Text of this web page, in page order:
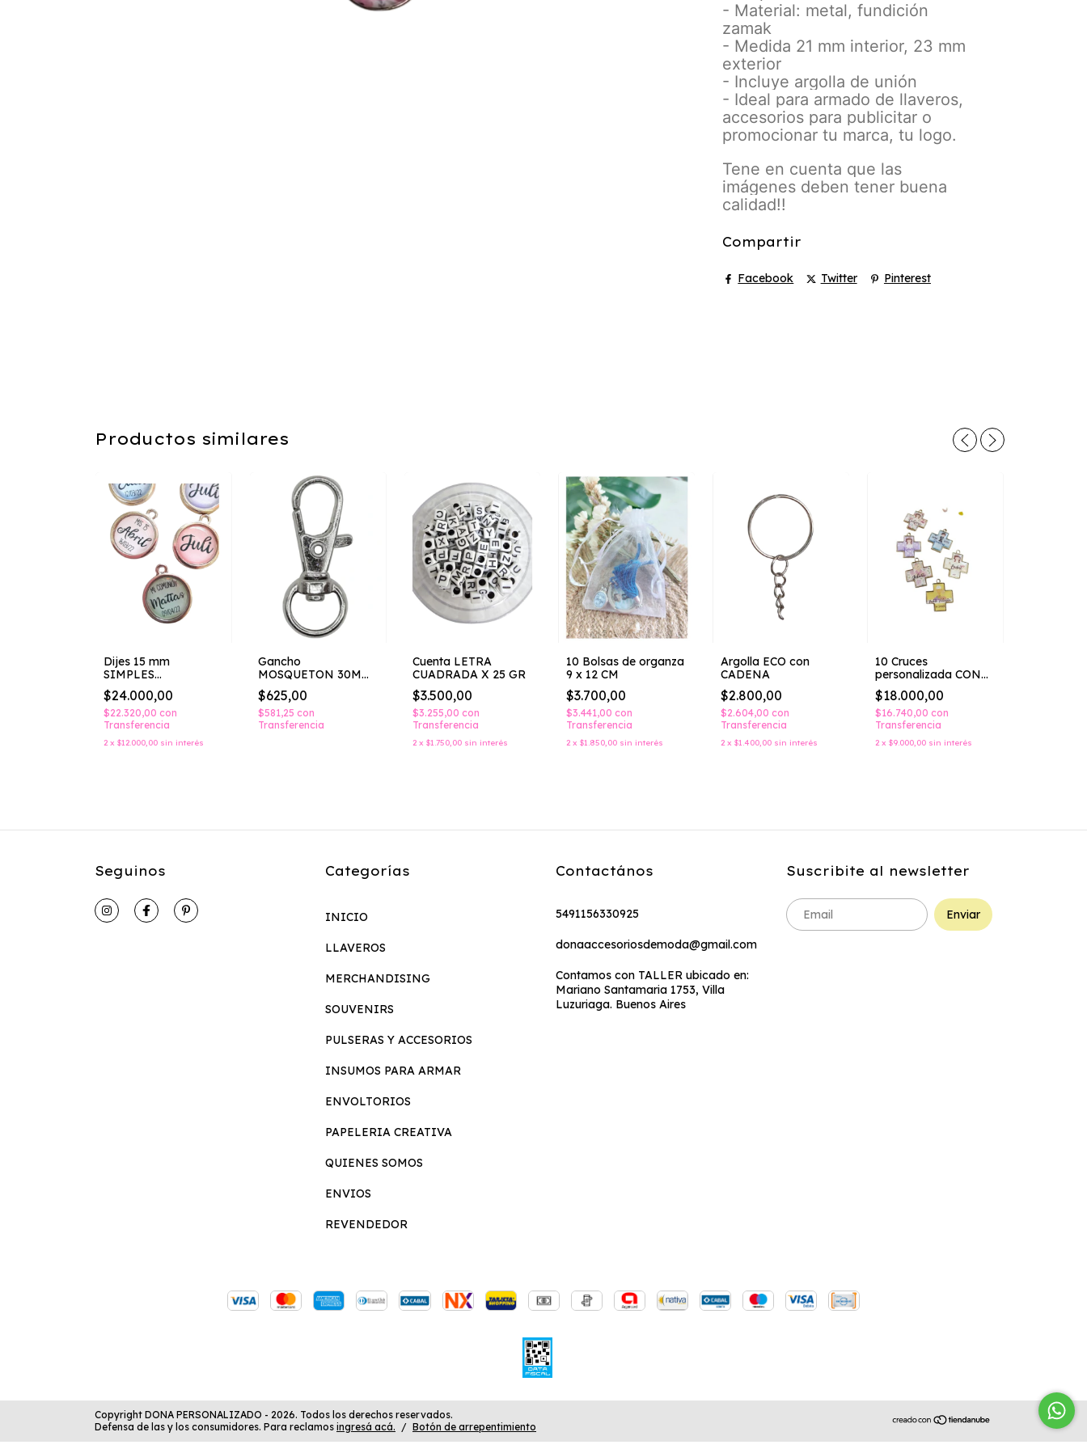
- Material: metal, fundición
zamak
- Medida 21 mm interior, 23 mm
exterior
- Incluye argolla de unión
- Ideal para armado de llaveros,
accesorios para publicitar o
promocionar tu marca, tu logo.
Tene en cuenta que las
imágenes deben tener buena
calidad!!
Compartir
Facebook Twitter Pinterest
Productos similares
Dijes 15 mm
SIMPLES
PERSONALIZADOS
$24.000,00
$22.320,00 con
Transferencia
2 x $12.000,00 sin interés
Gancho
MOSQUETON 30MM
REDONDO
$625,00
$581,25 con
Transferencia
Cuenta LETRA
CUADRADA X 25 GR
$3.500,00
$3.255,00 con
Transferencia
2 x $1.750,00 sin interés
10 Bolsas de organza
9 x 12 CM
$3.700,00
$3.441,00con
Transferencia
2 x$1.850,00 sin interés
Argolla ECO con
CADENA
$2.800,00
$2.604,00con
Transferencia
2 x$1.400,00 sin interés
10 Cruces
personalizada CON
NOMBRE
$18.000,00
$16.740,00con
Transferencia
2 x$9.000,00 sin interés
Seguinos Categorías
INICIO
LLAVEROS
MERCHANDISING
SOUVENIRS
PULSERAS Y ACCESORIOS
INSUMOS PARA ARMAR
ENVOLTORIOS
PAPELERIA CREATIVA
QUIENES SOMOS
ENVIOS
REVENDEDOR
Contactános
5491156330925
donaaccesoriosdemoda@gmail.com
Contamos con TALLER ubicado en:
Mariano Santamaria 1753, Villa
Luzuriaga. Buenos Aires
Suscribite al newsletter
Copyright DONA PERSONALIZADO - 2026. Todos los derechos reservados.
Defensa de las y los consumidores. Para reclamos ingresá acá. / Botón de arrepentimiento